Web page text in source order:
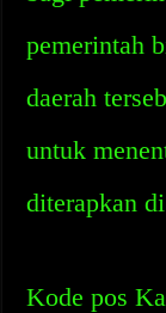
pemerintah
daerah
untuk
diterapkan
Kode pos